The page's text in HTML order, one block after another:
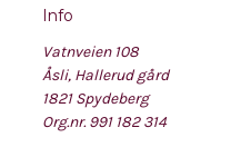
Info
Vatnveien 108
Åsli, Hallerud gård
1821 Spydeberg
Org.nr. 991 182 314